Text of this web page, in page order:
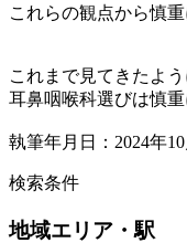
これらの観点から慎
これまで見てきたよ
耳鼻咽喉科選びは慎
執筆年月日：2024年10
検索条件
地域エリア・駅